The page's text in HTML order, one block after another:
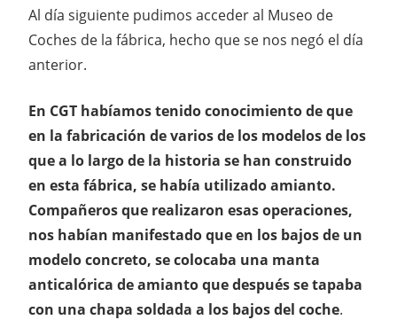
Al día siguiente pudimos acceder al Museo de
Coches de la fábrica, hecho que se nos negó el día
anterior.
En CGT habíamos tenido conocimiento de que
en la fabricación de varios de los modelos de los
que a lo largo de la historia se han construido
en esta fábrica, se había utilizado amianto.
Compañeros que realizaron esas operaciones,
nos habían manifestado que en los bajos de un
modelo concreto, se colocaba una manta
anticalórica de amianto que después se tapaba
con una chapa soldada a los bajos del coche.